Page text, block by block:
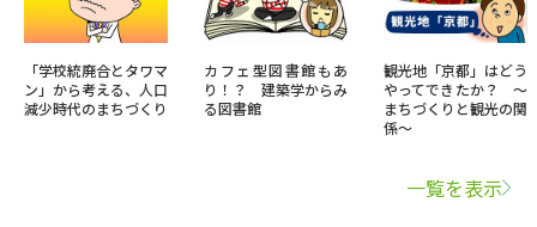
「学校統廃合とタワマ
ン」から考える、人口
減少時代のまちづくり
カフェ型図書館もあ
り！？ 建築学からみ
る図書館
観光地「京都」はどう
やってできたか？ ～
まちづくりと観光の関
係～
一覧を表示